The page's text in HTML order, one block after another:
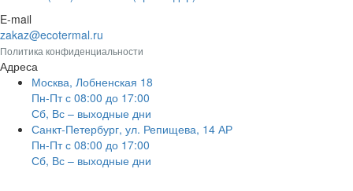
E-mail
zakaz@ecotermal.ru
Политика конфиденциальности
Адреса
Москва, Лобненская 18
Пн-Пт с 08:00 до 17:00
Сб, Вс – выходные дни
Санкт-Петербург, ул. Репищева, 14 АР
Пн-Пт с 08:00 до 17:00
Сб, Вс – выходные дни